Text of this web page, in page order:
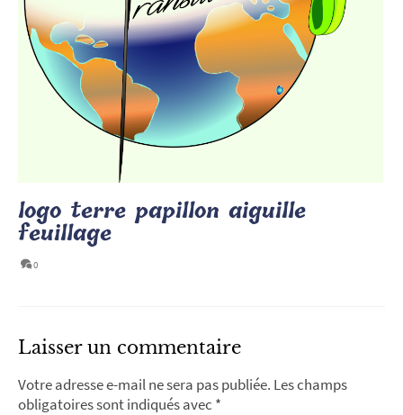
logo terre papillon aiguille
feuillage
0
Laisser un commentaire
Votre adresse e-mail ne sera pas publiée. Les champs
obligatoires sont indiqués avec *